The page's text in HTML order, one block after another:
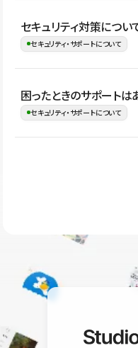
はい。CMSやコンポーネン
ことで、デザインを崩しに
ながらレイアウトに影響を
す。
セキュリティ対策につい
セキュリティ・サポートについて
Studioでは、公開サイトや
の暗号化、データ保護、ア
はSSL/TLSによる通信暗号
困ったときのサポートは
セキュリティ・サポートについて
操作方法や機能について
ユーザー同士で質問・相談